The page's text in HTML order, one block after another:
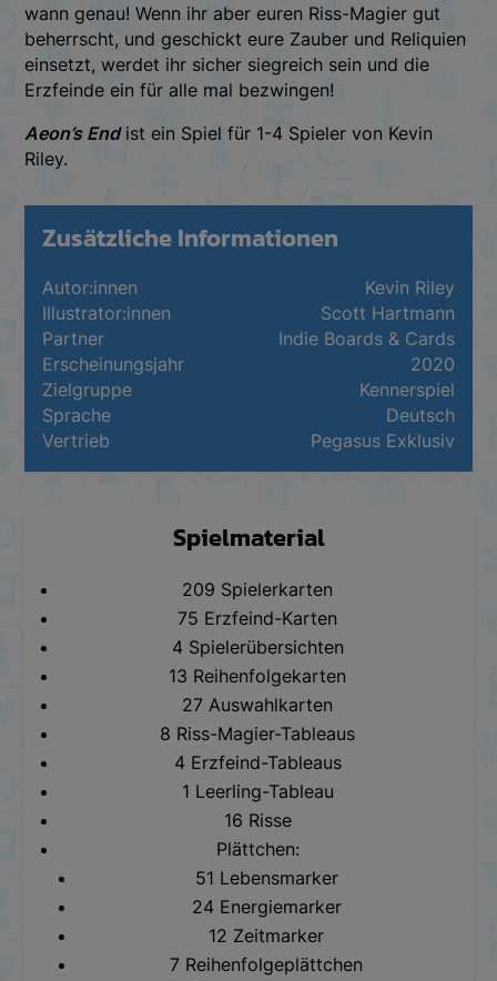
wann genau! Wenn ihr aber euren Riss-Magier gut
beherrscht, und geschickt eure Zauber und Reliquien
einsetzt, werdet ihr sicher siegreich sein und die
Erzfeinde ein für alle mal bezwingen!
Aeon’s Endist ein Spiel für 1-4 Spieler von Kevin
Riley.
Zusätzliche Informationen
Autor:innen
Kevin Riley
Illustrator:innen
Scott Hartmann
Partner
Indie Boards & Cards
Erscheinungsjahr
2020
Zielgruppe
Kennerspiel
Sprache
Deutsch
Vertrieb
Pegasus Exklusiv
Spielmaterial
209 Spielerkarten
75 Erzfeind-Karten
4 Spielerübersichten
13 Reihenfolgekarten
27 Auswahlkarten
8 Riss-Magier-Tableaus
4 Erzfeind-Tableaus
1 Leerling-Tableau
16 Risse
Plättchen:
51 Lebensmarker
24 Energiemarker
12 Zeitmarker
7 Reihenfolgeplättchen